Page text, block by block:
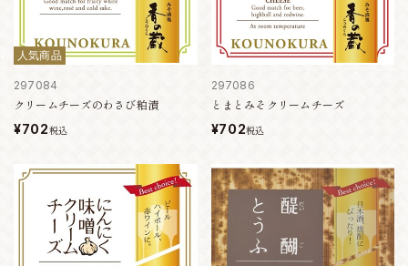
人気商品
297084
クリームチーズのわさび粕漬
¥702税込
297086
とまとみそクリームチーズ
¥702税込